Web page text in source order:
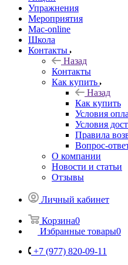
Упражнения
Мероприятия
Mac-online
Школа
Контакты
Назад
Контакты
Как купить
Назад
Как купить
Условия
Условия
Правила
Вопрос-
О компании
Новости и статьи
Отзывы
Личный кабинет
Корзина0
Избранные товары0
+7 (977) 820-09-11